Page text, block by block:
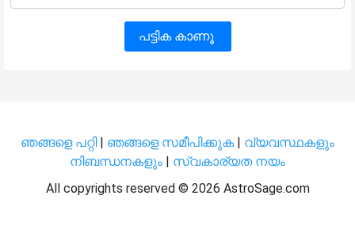
പട്ടിക കാണൂ
ഞങ്ങളെ പറ്റി| ഞങ്ങളെ സമീപിക്കുക| വ്യവസ്ഥകളും
നിബന്ധനകളും | സ്വകാര്യത നയം
All copyrights reserved © 2026 AstroSage.com